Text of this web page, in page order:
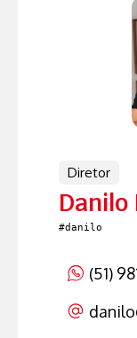
Diretor
#danilo
(51)
danilo